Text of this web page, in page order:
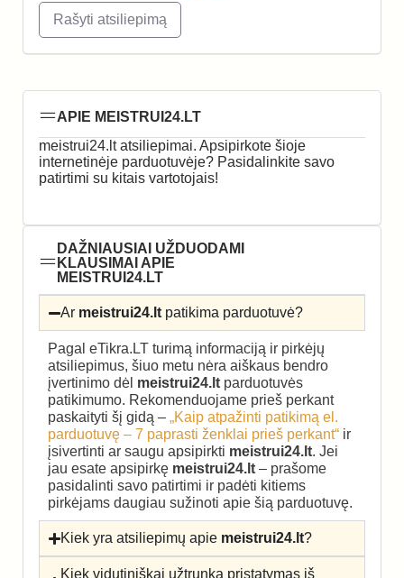
Rašyti atsiliepimą
APIE MEISTRUI24.LT
meistrui24.lt atsiliepimai. Apsipirkote šioje
internetinėje parduotuvėje? Pasidalinkite savo
patirtimi su kitais vartotojais!
DAŽNIAUSIAI UŽDUODAMI
KLAUSIMAI APIE
MEISTRUI24.LT
Ar meistrui24.lt patikima parduotuvė?
Pagal eTikra.LT turimą informaciją ir pirkėjų
atsiliepimus, šiuo metu nėra aiškaus bendro
įvertinimo dėl meistrui24.lt parduotuvės
patikimumo. Rekomenduojame prieš perkant
paskaityti šį gidą – „Kaip atpažinti patikimą el.
parduotuvę – 7 paprasti ženklai prieš perkant“ ir
įsivertinti ar saugu apsipirkti meistrui24.lt. Jei
jau esate apsipirkę meistrui24.lt – prašome
pasidalinti savo patirtimi ir padėti kitiems
pirkėjams daugiau sužinoti apie šią parduotuvę.
Kiek yra atsiliepimų apie meistrui24.lt?
Kiek vidutiniškai užtrunka pristatymas iš